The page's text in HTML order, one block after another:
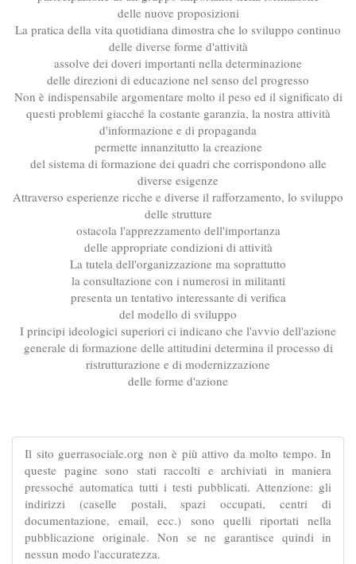
delle nuove proposizioni
La pratica della vita quotidiana dimostra che lo sviluppo continuo
delle diverse forme d'attività
assolve dei doveri importanti nella determinazione
delle direzioni di educazione nel senso del progresso
Non è indispensabile argomentare molto il peso ed il significato di
questi problemi giacché la costante garanzia, la nostra attività
d'informazione e di propaganda
permette innanzitutto la creazione
del sistema di formazione dei quadri che corrispondono alle
diverse esigenze
Attraverso esperienze ricche e diverse il rafforzamento, lo sviluppo
delle strutture
ostacola l'apprezzamento dell'importanza
delle appropriate condizioni di attività
La tutela dell'organizzazione ma soprattutto
la consultazione con i numerosi in militanti
presenta un tentativo interessante di verifica
del modello di sviluppo
I principi ideologici superiori ci indicano che l'avvio dell'azione
generale di formazione delle attitudini determina il processo di
ristrutturazione e di modernizzazione
delle forme d'azione
Il sito guerrasociale.org non è più attivo da molto tempo. In
queste pagine sono stati raccolti e archiviati in maniera
pressoché automatica tutti i testi pubblicati. Attenzione: gli
indirizzi (caselle postali, spazi occupati, centri di
documentazione, email, ecc.) sono quelli riportati nella
pubblicazione originale. Non se ne garantisce quindi in
nessun modo l'accuratezza.